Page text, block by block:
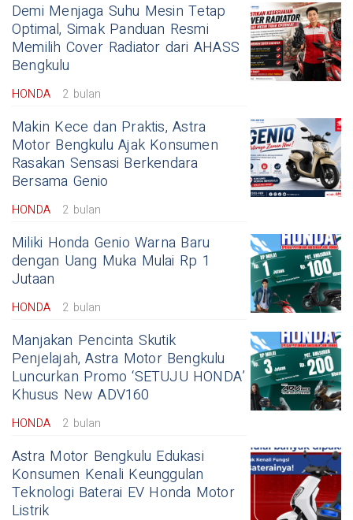
Demi Menjaga Suhu Mesin Tetap
Optimal, Simak Panduan Resmi
Memilih Cover Radiator dari AHASS
Bengkulu
HONDA 2 bulan
Makin Kece dan Praktis, Astra
Motor Bengkulu Ajak Konsumen
Rasakan Sensasi Berkendara
Bersama Genio
HONDA 2 bulan
Miliki Honda Genio Warna Baru
dengan Uang Muka Mulai Rp 1
Jutaan
HONDA 2 bulan
Manjakan Pencinta Skutik
Penjelajah, Astra Motor Bengkulu
Luncurkan Promo ‘SETUJU HONDA’
Khusus New ADV160
HONDA 2 bulan
Astra Motor Bengkulu Edukasi
Konsumen Kenali Keunggulan
Teknologi Baterai EV Honda Motor
Listrik